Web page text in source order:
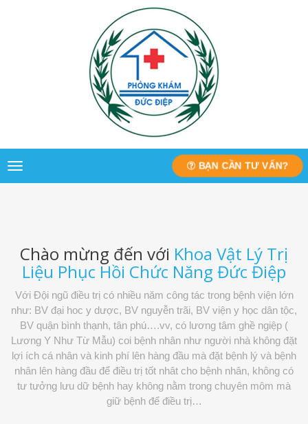
Toggle
navigation
BẠN CẦN TƯ VẤN?
Chào mừng đến với Khoa Vật Lý Trị
Liệu Phục Hồi Chức Năng Đức Điệp
Với Đội ngũ điều trị có nhiều năm công tác trong bệnh viện lớn
như: BV đại hoc y dược, BV nguyễn trãi, BV viện y học dân tộc,
BV quận bình thạnh, tân phú….vv, có lương tâm ghề ngiệp (
Lương Y Như Từ Mẫu) coi bệnh nhân như người nhà không đặt
lợi ích cá nhân và kinh phí lên hàng đầu mà đặt bệnh lý và bệnh
nhân lên hàng đầu để điều trị tốt nhât cho bệnh nhân, không có
tư tưởng lưu dữ bệnh hay không nằm trong chuyên môm mà
giữ bệnh để điều trị…